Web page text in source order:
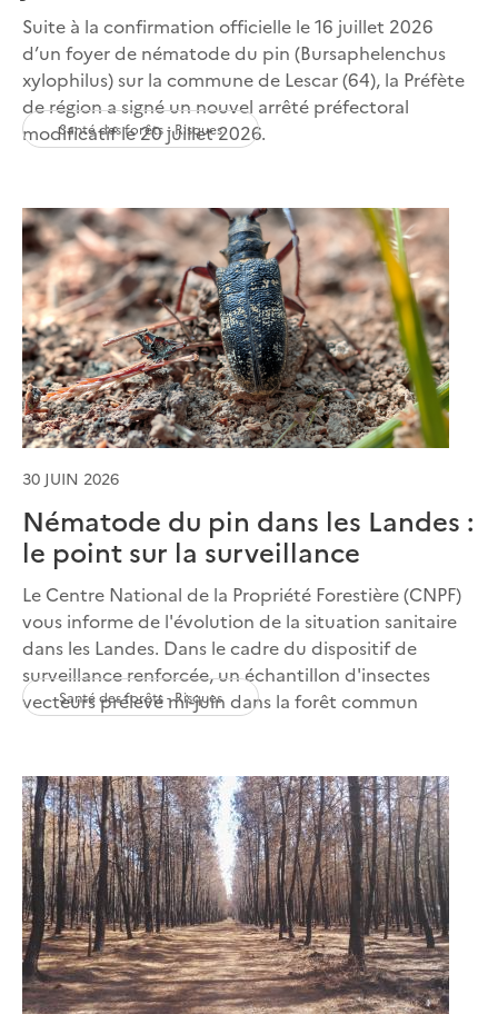
Suite à la confirmation officielle le 16 juillet 2026
d’un foyer de nématode du pin (Bursaphelenchus
xylophilus) sur la commune de Lescar (64), la Préfète
de région a signé un nouvel arrêté préfectoral
modificatif le 20 juillet 2026.
Santé des forêts - Risques
30 JUIN 2026
Nématode du pin dans les Landes :
le point sur la surveillance
Le Centre National de la Propriété Forestière (CNPF)
vous informe de l'évolution de la situation sanitaire
dans les Landes. Dans le cadre du dispositif de
surveillance renforcée, un échantillon d'insectes
vecteurs prélevé mi-juin dans la forêt commun
Santé des forêts - Risques